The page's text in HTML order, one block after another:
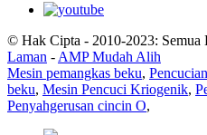
© Hak Cipta - 2010-2023: Semua
Laman - AMP Mudah Alih
Mesin pemangkas beku,
beku, Mesin Pencuci Kriogenik,
Penyahgerusan cincin O,